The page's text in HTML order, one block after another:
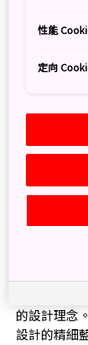
從莫埃來山
根據莫埃來
下俯視，
的設計理念
設計的精細
性能
定向